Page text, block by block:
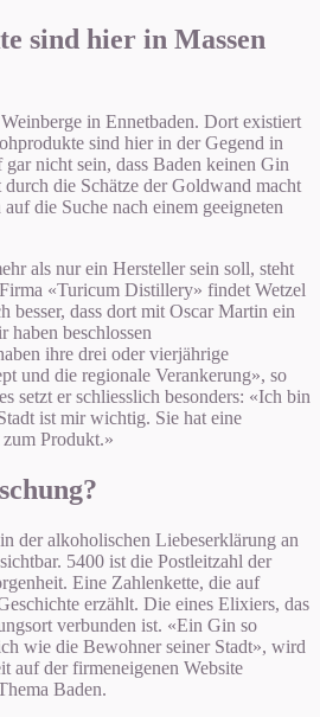
sind hier in Massen
in Ennetbaden. Dort existiert
sind hier in der Gegend in
nicht sein, dass Baden keinen Gin
die Schätze der Goldwand macht
die Suche nach einem geeigneten
als nur ein Hersteller sein soll, steht
«Turicum Distillery» findet Wetzel
besser, dass dort mit Oscar Martin ein
haben beschlossen
ihre drei oder vierjährige
und die regionale Verankerung», so
setzt er schliesslich besonders: «Ich bin
ist mir wichtig. Sie hat eine
Produkt.»
der alkoholischen Liebeserklärung an
5400 ist die Postleitzahl der
Eine Zahlenkette, die auf
erzählt. Die eines Elixiers, das
verbunden ist. «Ein Gin so
wie die Bewohner seiner Stadt», wird
auf der firmeneigenen Website
Baden.